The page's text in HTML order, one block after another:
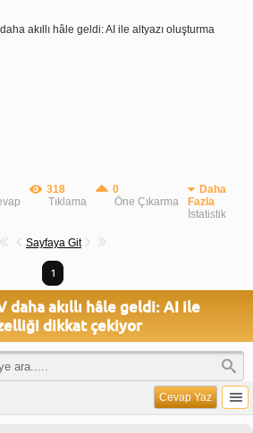
akıllı hâle geldi: AI ile altyazı oluşturma
318
Tıklama
0
Öne Çıkarma
Daha
Fazla
İstatistik
Sayfaya Git
1
daha akıllı hâle geldi: AI ile
dikkat çekiyor
Cevap Yaz